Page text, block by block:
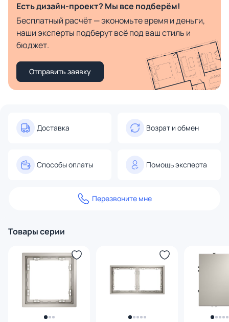
Есть дизайн-проект? Мы все подберём!
Бесплатный расчёт — экономьте время и деньги,
наши эксперты подберут всё под ваш стиль и
бюджет.
Отправить заявку
Доставка Возрат и обмен
Способы оплаты Помощь эксперта
Перезвоните мне
Товары серии